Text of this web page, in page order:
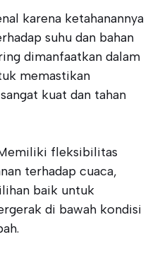
karena ketahanannya
suhu dan bahan
dimanfaatkan dalam
memastikan
kuat dan tahan
fleksibilitas
terhadap cuaca,
baik untuk
di bawah kondisi